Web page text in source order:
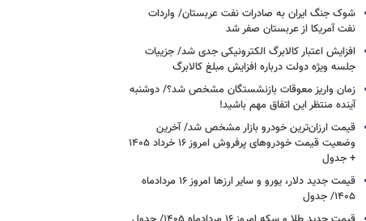
شوک جنگ ایران به صادرات نفت عربستان/ واردات
نفت آمریکا از عربستان صفر شد
افزایش اعتبار کالابرگ الکترونیکی جدی شد/ جزییات
جلسه ویژه دولت درباره افزایش مبلغ کالابرگ
زمان واریز معوقات بازنشستگان مشخص شد؟/ دوشنبه
آینده منتظر این اتفاق مهم باشید!
قیمت ارزان‌ترین خودرو بازار مشخص شد/ آخرین
وضعیت قیمت خودروهای پرفروش امروز ۱۶ خرداد ۱۴۰۵
+ جدول
قیمت جدید دلار، یورو و سایر ارزها امروز ۱۶ مردادماه
۱۴۰۵/ جدول